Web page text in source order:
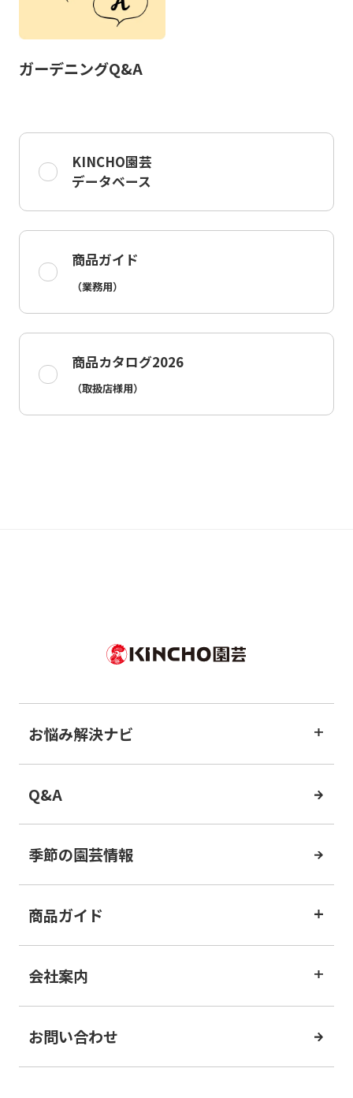
ガーデニングQ&A
KINCHO園芸
データベース
商品ガイド
（業務用）
商品カタログ2026
（取扱店様用）
お悩み解決ナビ
Q&A
季節の園芸情報
商品ガイド
会社案内
お問い合わせ